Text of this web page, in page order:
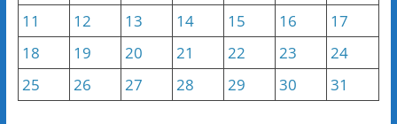
11
12 13 14 15 16
17
18
19 20 21 22 23
24
25
26 27 28 29 30 31